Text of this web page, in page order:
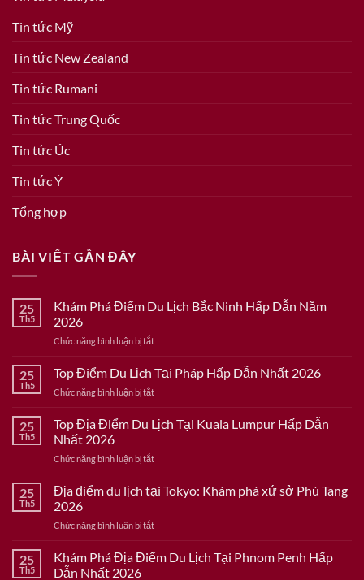
Tin tức Mỹ
Tin tức New Zealand
Tin tức Rumani
Tin tức Trung Quốc
Tin tức Úc
Tin tức Ý
Tổng hợp
BÀI VIẾT GẦN ĐÂY
25
Th5
Khám Phá Điểm Du Lịch Bắc Ninh Hấp Dẫn Năm
2026
Chức năng bình luận bị tắtở
Phá
Điểm
Du
Bắc
Dẫn
2026
25
Th5
Top Điểm Du Lịch Tại Pháp Hấp Dẫn Nhất 2026
Chức năng bình luận bị tắtở
Điểm
Du
Tại
Hấp
2026
25
Th5
Top Địa Điểm Du Lịch Tại Kuala Lumpur Hấp Dẫn
Nhất 2026
Chức năng bình luận bị tắtở
Địa
Điểm
Lịch
Kuala
25
Th5
Địa điểm du lịch tại Tokyo: Khám phá xứ sở Phù Tang
2026
Chức năng bình luận bị tắtở
điểm
25
Th5
Khám Phá Địa Điểm Du Lịch Tại Phnom Penh Hấp
Dẫn Nhất 2026